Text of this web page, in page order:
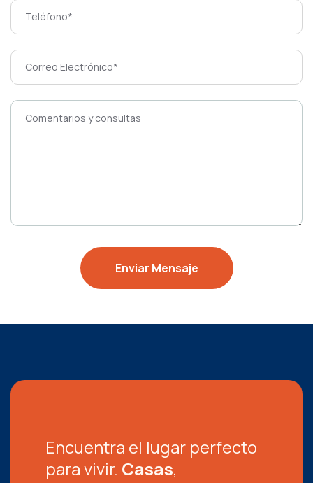
Encuentra el lugar perfecto
para vivir. Casas,